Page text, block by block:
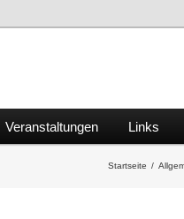
Veranstaltungen Links
Startseite /